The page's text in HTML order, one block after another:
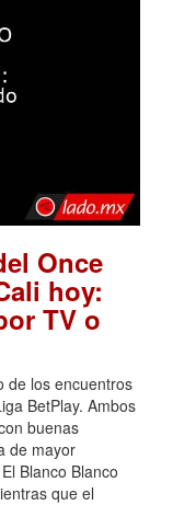
Once
hoy:
TV o
de los encuentros
BetPlay. Ambos
buenas
de mayor
Blanco Blanco
que el